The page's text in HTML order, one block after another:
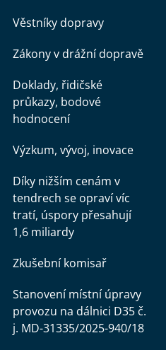
Věstníky dopravy
Zákony v drážní dopravě
Doklady, řidičské
průkazy, bodové
hodnocení
Výzkum, vývoj, inovace
Díky nižším cenám v
tendrech se opraví víc
tratí, úspory přesahují
1,6 miliardy
Zkušební komisař
Stanovení místní úpravy
provozu na dálnici D35 č.
j. MD-31335/2025-940/18